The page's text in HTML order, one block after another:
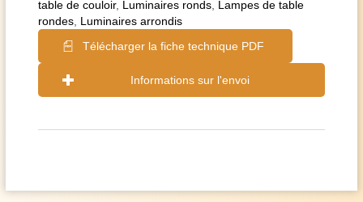
table de couloir, Luminaires ronds Lampes de table
rondes Luminaires arrondis
Télécharger la fiche technique PDF
Informations sur l'envoi